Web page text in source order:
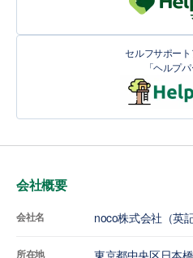
セルフサポー
「ヘルプパ
会社概要
会社名 noco株式会社（英
所在地 東京都中央区日本